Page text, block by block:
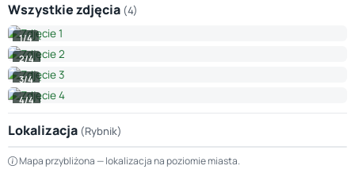
Wszystkie zdjęcia (4)
1/4
2/4
3/4
4/4
Lokalizacja (Rybnik)
+
Mapa przybliżona — lokalizacja na poziomie miasta.